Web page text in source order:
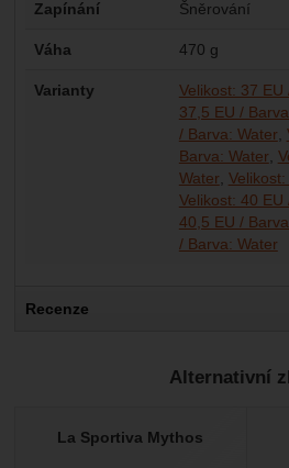
Zapínání Šněrování
Váha 470 g
Varianty Velikost: 37 EU
37,5 EU /
/ Barva: Water
Barva: Water
Water
Velikost: 40 EU
40,5 EU /
/ Barva: Water
Recenze
Nebyla přidána
Alternativní
La Sportiva Mythos